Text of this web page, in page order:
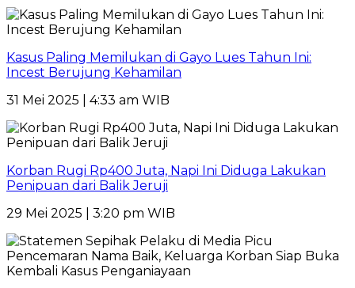
Kasus Paling Memilukan di Gayo Lues Tahun Ini:
Incest Berujung Kehamilan
31 Mei 2025 | 4:33 am WIB
Korban Rugi Rp400 Juta, Napi Ini Diduga Lakukan
Penipuan dari Balik Jeruji
29 Mei 2025 | 3:20 pm WIB